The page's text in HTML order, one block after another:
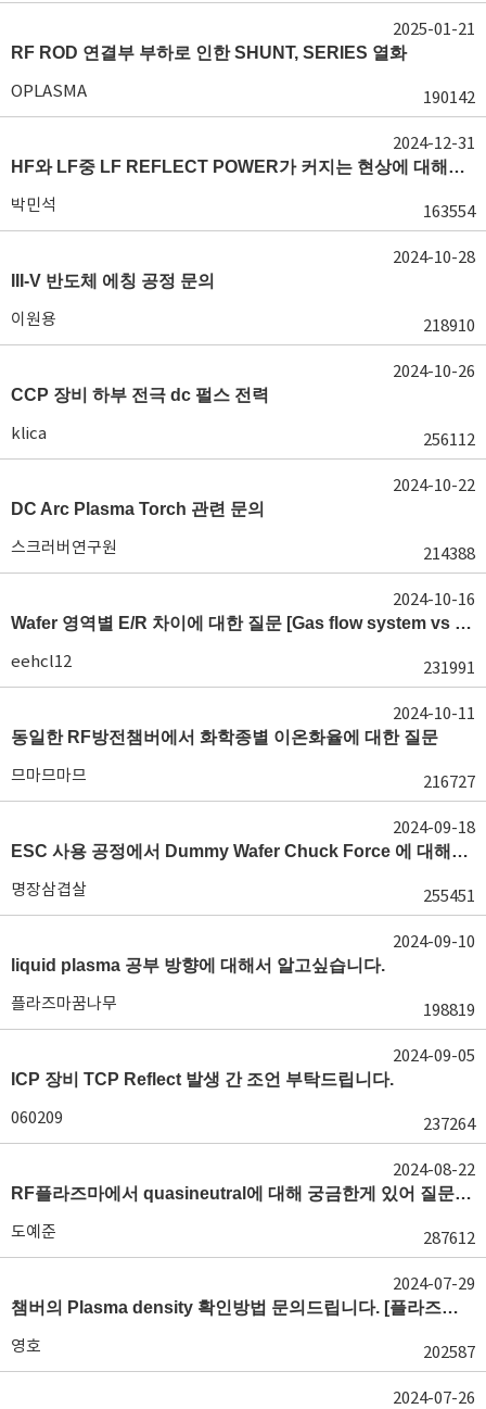
RF ROD 연결부 부하로 인한 SHUNT, SERIES 열화
OPLASMA 190142
2025-01-21
HF와 LF중 LF REFLECT POWER가 커지는 현상에 대해서 도움이 필요합니다.
박민석 163554
2024-12-31
III-V 반도체 에칭 공정 문의
이원용 218910
2024-10-28
CCP 장비 하부 전극 dc 펄스 전력
klica 256112
2024-10-26
DC Arc Plasma Torch 관련 문의
스크러버연구원 214388
2024-10-22
Wafer 영역별 E/R 차이에 대한 질문 [Gas flow system vs E/R]
eehcl12 231991
2024-10-16
동일한 RF방전챔버에서 화학종별 이온화율에 대한 질문
므마므마므 216727
2024-10-11
ESC 사용 공정에서 Dummy Wafer Chuck Force 에 대해서 궁급합니다
명장삼겹살 255451
2024-09-18
liquid plasma 공부 방향에 대해서 알고싶습니다.
플라즈마꿈나무 198819
2024-09-10
ICP 장비 TCP Reflect 발생 간 조언 부탁드립니다.
060209 237264
2024-09-05
RF플라즈마에서 quasineutral에 대해 궁금한게 있어 질문글 올립니다.[quasineutral]
도예준 287612
2024-08-22
챔버의 Plasma density 확인방법 문의드립니다. [플라즈마 모니터링, OES, LP]
영호 202587
2024-07-29
2024-07-26